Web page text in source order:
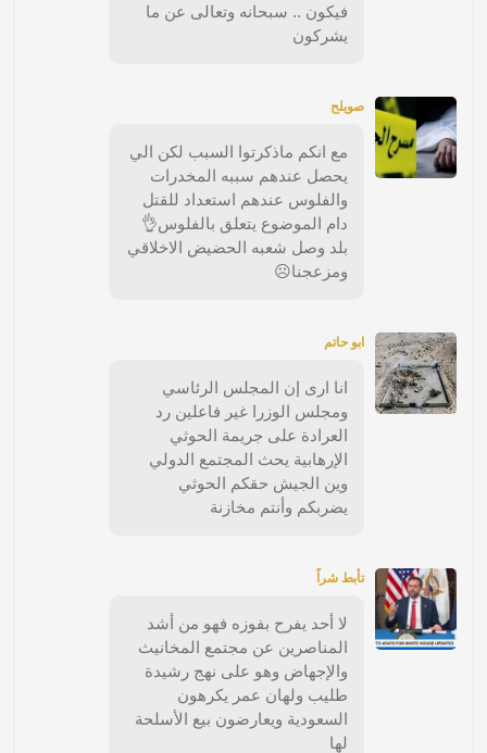
فيكون .. سبحانه وتعالى عن ما
يشركون
صويلح
مع انكم ماذكرتوا السبب لكن الي
يحصل عندهم سببه المخدرات
والفلوس عندهم استعداد للقتل
دام الموضوع يتعلق بالفلوس👌
بلد وصل شعبه الحضيض الاخلاقي
ومزعجنا☹️
ابو حاتم
انا ارى إن المجلس الرئاسي
ومجلس الوزرا غير فاعلين رد
العرادة على جريمة الحوثي
الإرهابية يحث المجتمع الدولي
وين الجيش حقكم الحوثي
يضربكم وأنتم مخازنة
تأبط شراً
لا أحد يفرح بفوزه فهو من أشد
المناصرين عن مجتمع المخانيث
والإجهاض وهو على نهج رشيدة
طليب ولهان عمر يكرهون
السعودية ويعارضون بيع الأسلحة
لها